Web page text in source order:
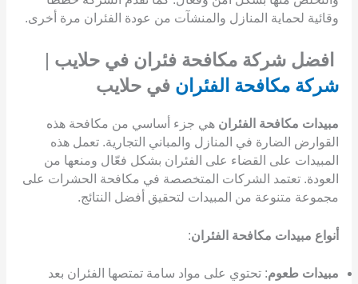
وقائية لحماية المنازل والمنشآت من عودة الفئران مرة أخرى.
افضل شركة مكافحة فئران في حلايب |
شركة مكافحة الفئران في حلايب
مبيدات مكافحة الفئران هي جزء أساسي من مكافحة هذه
القوارض الضارة في المنازل والمباني التجارية. تعمل هذه
المبيدات على القضاء على الفئران بشكل فعّال ومنعها من
العودة. تعتمد الشركات المتخصصة في مكافحة الحشرات على
مجموعة متنوعة من المبيدات لتحقيق أفضل النتائج.
أنواع مبيدات مكافحة الفئران:
مبيدات طعوم: تحتوي على مواد سامة تمتصها الفئران بعد